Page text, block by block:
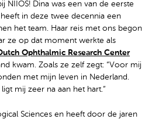
NIIOS! Dina was een van de eerste
in deze twee decennia een
het team. Haar reis met ons begon
ze op dat moment werkte als
Ophthalmic Research Center
kwam. Zoals ze zelf zegt: “Voor mij
met mijn leven in Nederland.
mij zeer na aan het hart.”
Sciences en heeft door de jaren